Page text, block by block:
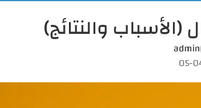
(الأسباب والنتائج)
admin